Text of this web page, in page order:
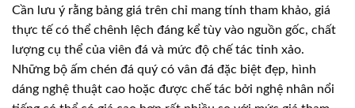
Cần lưu ý rằng bảng giá trên chỉ mang tính tham khảo, giá
thực tế có thể chênh lệch đáng kể tùy vào nguồn gốc, chất
lượng cụ thể của viên đá và mức độ chế tác tinh xảo.
Những bộ ấm chén đá quý có vân đá đặc biệt đẹp, hình
dáng nghệ thuật cao hoặc được chế tác bởi nghệ nhân nổi